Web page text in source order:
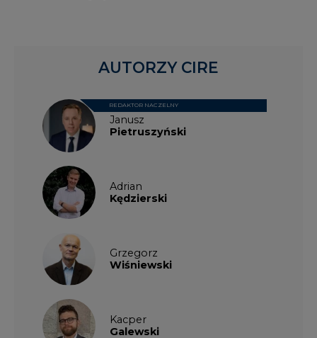
Janusz
Pietruszyński
REDAKTOR NACZELNY
Adrian
Kędzierski
Grzegorz
Wiśniewski
Kacper
Galewski
AUTORZY CIRE